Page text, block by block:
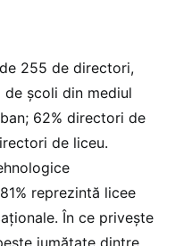
255 de directori,
școli din mediul
62% directori de
de liceu.
reprezintă licee
În ce priveşte
jumătate dintre